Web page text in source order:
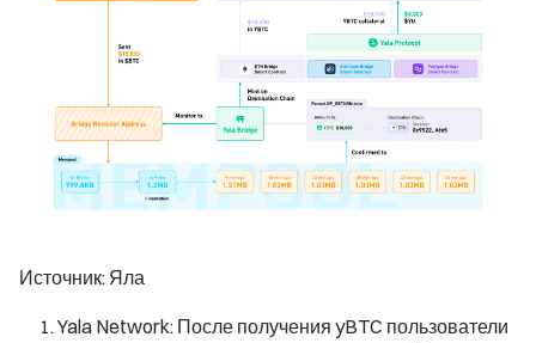
Источник: Яла
Yala Network: После получения yBTC пользователи